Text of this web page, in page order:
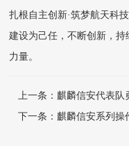
扎根自主创新·筑梦航天科
建设为己任，不断创新，持
力量。
上一条： 麒麟信安代表队
下一条： 麒麟信安系列操